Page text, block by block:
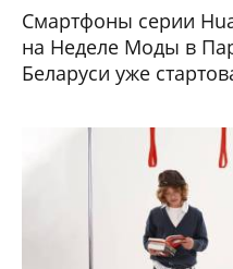
Смартфоны серии
на Неделе Моды в
Беларуси уже